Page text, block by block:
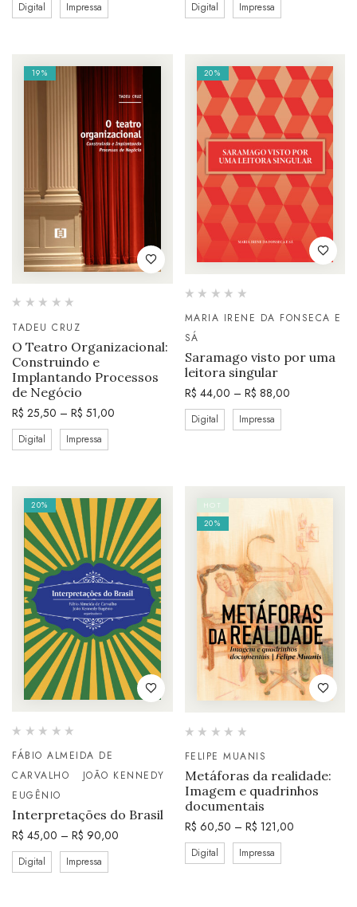
Digital Impressa Digital Impressa
19%
TADEU CRUZ
O Teatro Organizacional:
Construindo e
Implantando Processos
de Negócio
R$ 25,50 – R$ 51,00
Digital Impressa
20%
MARIA IRENE DA FONSECA E
SÁ
Saramago visto por uma
leitora singular
R$ 44,00 – R$ 88,00
Digital Impressa
20%
FÁBIO ALMEIDA DE
CARVALHO
JOÃO KENNEDY
EUGÊNIO
Interpretações do Brasil
R$ 45,00 – R$ 90,00
Digital Impressa
HOT
20%
FELIPE MUANIS
Metáforas da realidade:
Imagem e quadrinhos
documentais
R$ 60,50 – R$ 121,00
Digital Impressa